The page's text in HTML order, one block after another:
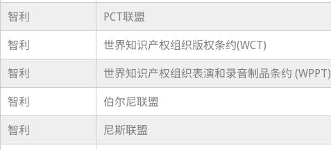
智利
PCT联盟
智利
世界知识产权组织版权条约(WCT)
智利
世界知识产权组织表演和录音制品条约 (WPPT)
智利
伯尔尼联盟
智利
尼斯联盟